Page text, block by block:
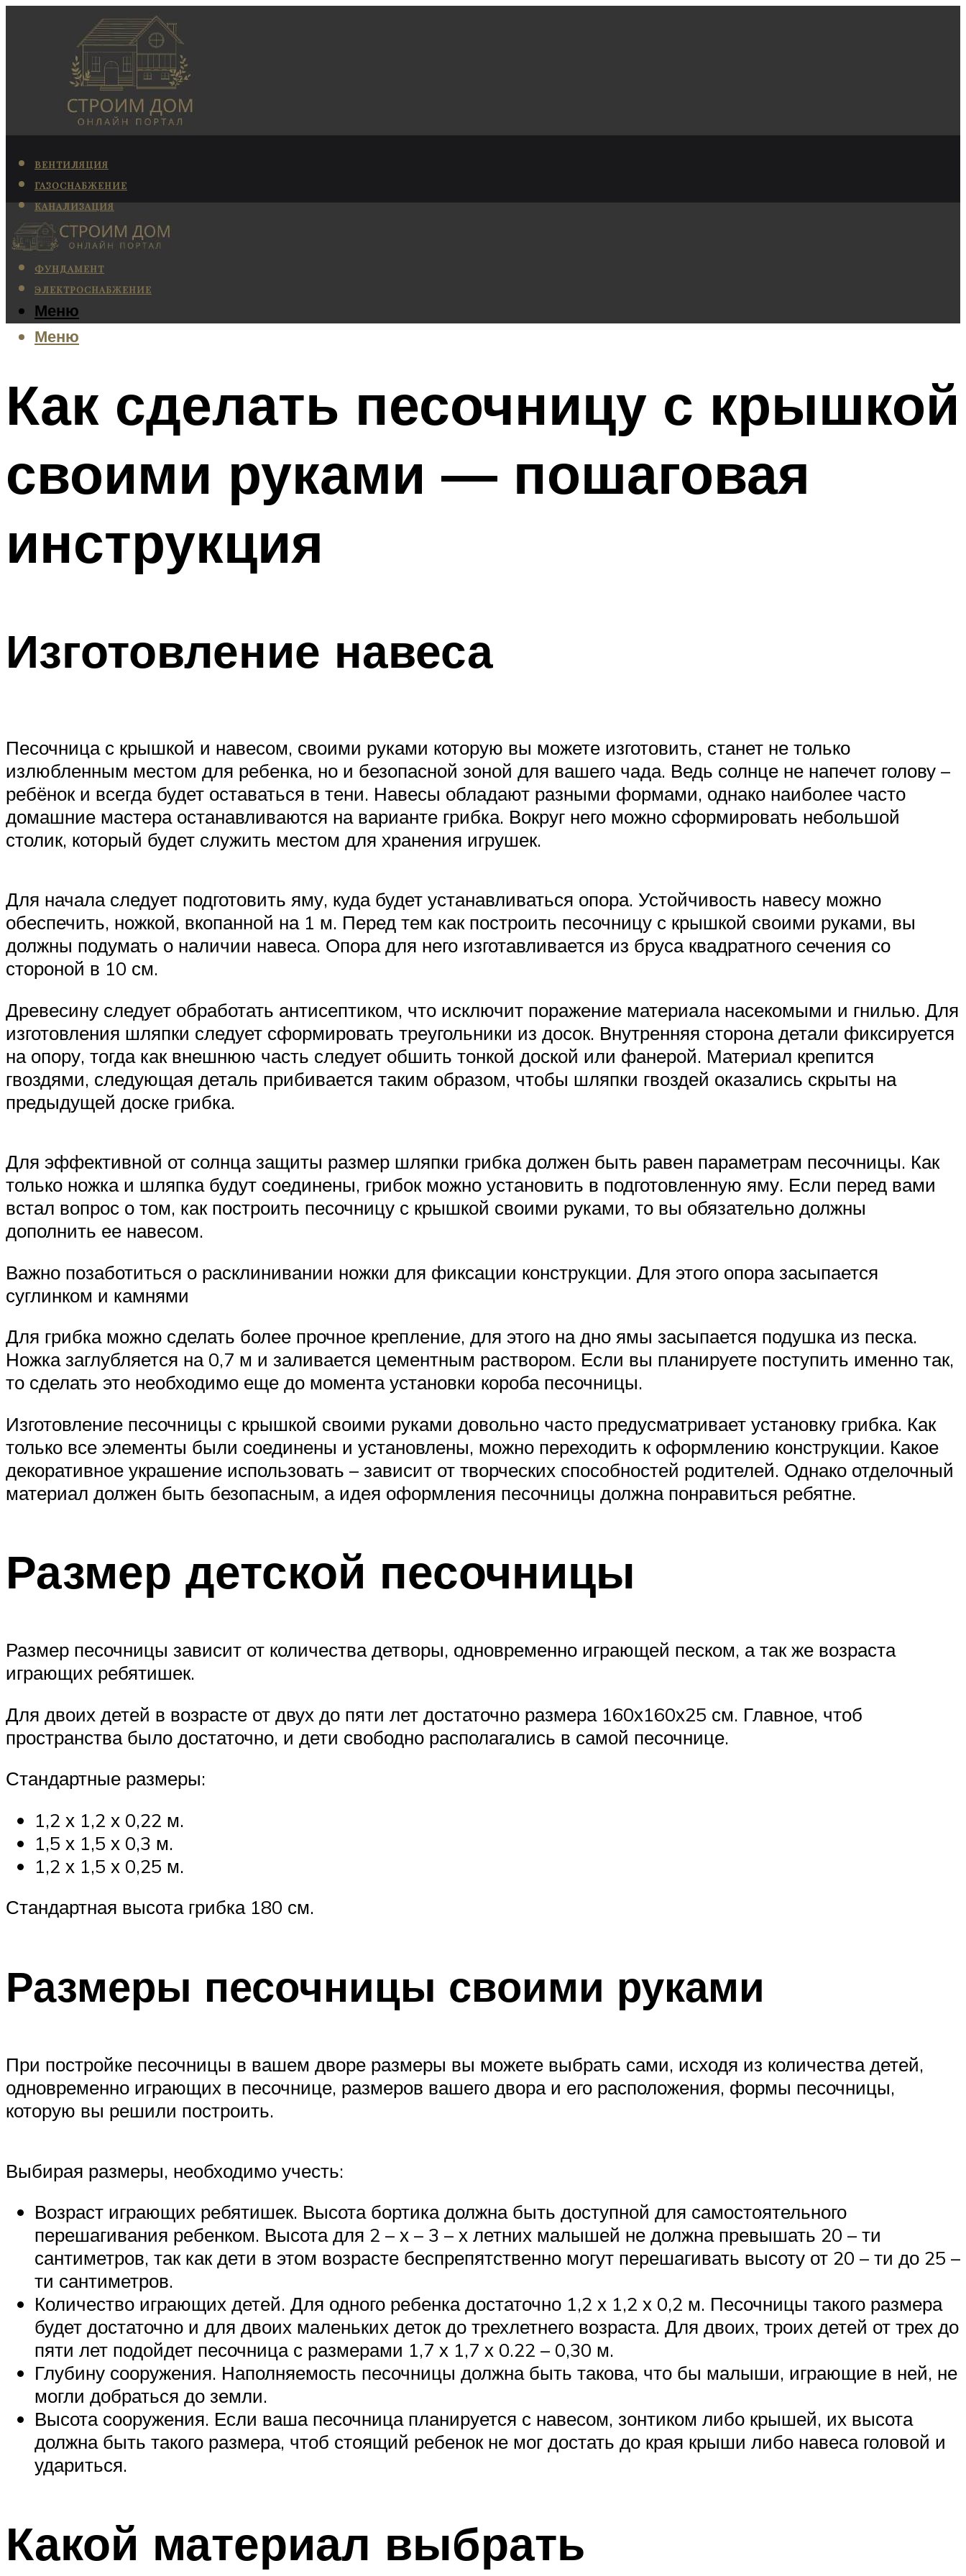
ВЕНТИЛЯЦИЯ
ГАЗОСНАБЖЕНИЕ
КАНАЛИЗАЦИЯ
КОНДИЦИОНИРОВАНИЕ
ОТОПЛЕНИЕ
ФУНДАМЕНТ
ЭЛЕКТРОСНАБЖЕНИЕ
Меню
Меню
Как сделать песочницу с крышкой
своими руками — пошаговая
инструкция
Изготовление навеса
Песочница с крышкой и навесом, своими руками которую вы можете изготовить, станет не только
излюбленным местом для ребенка, но и безопасной зоной для вашего чада. Ведь солнце не напечет голову –
ребёнок и всегда будет оставаться в тени. Навесы обладают разными формами, однако наиболее часто
домашние мастера останавливаются на варианте грибка. Вокруг него можно сформировать небольшой
столик, который будет служить местом для хранения игрушек.
Для начала следует подготовить яму, куда будет устанавливаться опора. Устойчивость навесу можно
обеспечить, ножкой, вкопанной на 1 м. Перед тем как построить песочницу с крышкой своими руками, вы
должны подумать о наличии навеса. Опора для него изготавливается из бруса квадратного сечения со
стороной в 10 см.
Древесину следует обработать антисептиком, что исключит поражение материала насекомыми и гнилью. Для
изготовления шляпки следует сформировать треугольники из досок. Внутренняя сторона детали фиксируется
на опору, тогда как внешнюю часть следует обшить тонкой доской или фанерой. Материал крепится
гвоздями, следующая деталь прибивается таким образом, чтобы шляпки гвоздей оказались скрыты на
предыдущей доске грибка.
Для эффективной от солнца защиты размер шляпки грибка должен быть равен параметрам песочницы. Как
только ножка и шляпка будут соединены, грибок можно установить в подготовленную яму. Если перед вами
встал вопрос о том, как построить песочницу с крышкой своими руками, то вы обязательно должны
дополнить ее навесом.
Важно позаботиться о расклинивании ножки для фиксации конструкции. Для этого опора засыпается
суглинком и камнями
Для грибка можно сделать более прочное крепление, для этого на дно ямы засыпается подушка из песка.
Ножка заглубляется на 0,7 м и заливается цементным раствором. Если вы планируете поступить именно так,
то сделать это необходимо еще до момента установки короба песочницы.
Изготовление песочницы с крышкой своими руками довольно часто предусматривает установку грибка. Как
только все элементы были соединены и установлены, можно переходить к оформлению конструкции. Какое
декоративное украшение использовать – зависит от творческих способностей родителей. Однако отделочный
материал должен быть безопасным, а идея оформления песочницы должна понравиться ребятне.
Размер детской песочницы
Размер песочницы зависит от количества детворы, одновременно играющей песком, а так же возраста
играющих ребятишек.
Для двоих детей в возрасте от двух до пяти лет достаточно размера 160х160х25 см. Главное, чтоб
пространства было достаточно, и дети свободно располагались в самой песочнице.
Стандартные размеры:
1,2 х 1,2 х 0,22 м.
1,5 х 1,5 х 0,3 м.
1,2 х 1,5 х 0,25 м.
Стандартная высота грибка 180 см.
Размеры песочницы своими руками
При постройке песочницы в вашем дворе размеры вы можете выбрать сами, исходя из количества детей,
одновременно играющих в песочнице, размеров вашего двора и его расположения, формы песочницы,
которую вы решили построить.
Выбирая размеры, необходимо учесть:
Возраст играющих ребятишек. Высота бортика должна быть доступной для самостоятельного
перешагивания ребенком. Высота для 2 – х – 3 – х летних малышей не должна превышать 20 – ти
сантиметров, так как дети в этом возрасте беспрепятственно могут перешагивать высоту от 20 – ти до 25 –
ти сантиметров.
Количество играющих детей. Для одного ребенка достаточно 1,2 х 1,2 х 0,2 м. Песочницы такого размера
будет достаточно и для двоих маленьких деток до трехлетнего возраста. Для двоих, троих детей от трех до
пяти лет подойдет песочница с размерами 1,7 х 1,7 х 0.22 – 0,30 м.
Глубину сооружения. Наполняемость песочницы должна быть такова, что бы малыши, играющие в ней, не
могли добраться до земли.
Высота сооружения. Если ваша песочница планируется с навесом, зонтиком либо крышей, их высота
должна быть такого размера, чтоб стоящий ребенок не мог достать до края крыши либо навеса головой и
удариться.
Какой материал выбрать